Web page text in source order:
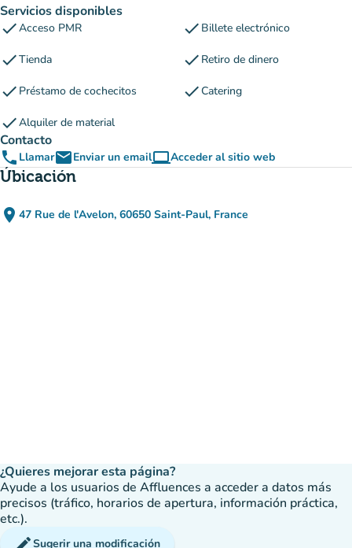
Servicios disponibles
checkAcceso PMR check Billete electrónico
checkTienda check Retiro de dinero
check Préstamo de cochecitos checkCatering
checkAlquiler de material
Contacto
phone LlamaremailEnviar un emailcomputerAcceder al sitio web
(nueva pestaña)
Úbicación
place 47 Rue de l'Avelon, 60650 Saint-Paul, France
(abrir en Google Maps)
(nueva pestaña)
¿Quieres mejorar esta página?
Ayude a los usuarios de Affluences a acceder a datos más
precisos (tráfico, horarios de apertura, información práctica,
etc.).
editSugerir una modificación